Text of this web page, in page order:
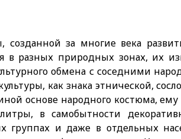
созданной за многие века
в разных природных зонах, их
обмена с соседними
как знака этнической,
основе народного костюма,
в самобытности
группах и даже в отдельных